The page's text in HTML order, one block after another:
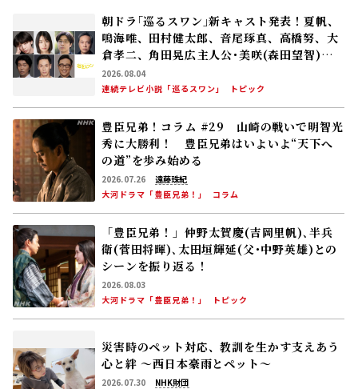
朝ドラ｢巡るスワン｣新キャスト発表！夏帆、
鳴海唯、田村健太郎、音尾琢真、高橋努、大
倉孝二、角田晃広――主人公･美咲(森田望智)が
交流する警察署の人々 2027年度前期放送
2026.08.04
連続テレビ小説「巡るスワン」
トピック
豊臣兄弟！コラム #29 山崎の戦いで明智光
秀に大勝利！ 豊臣兄弟はいよいよ“天下へ
の道”を歩み始める
2026.07.26
遠藤珠紀
大河ドラマ「豊臣兄弟！」
コラム
「豊臣兄弟！」仲野太賀――慶(吉岡里帆)､半兵
衛(菅田将暉)､太田垣輝延(父･中野英雄)との
シーンを振り返る！
2026.08.03
大河ドラマ「豊臣兄弟！」
トピック
災害時のペット対応、教訓を生かす――支えあう
心と絆 〜西日本豪雨とペット〜
2026.07.30
NHK財団